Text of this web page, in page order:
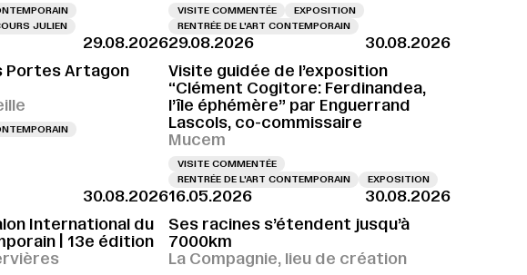
JULIEN
VISITE COMMENTÉE
EXPOSITION
RENTRÉE DE L'ART CONTEMPORAIN
29.08.2026
Portes Artagon
29.08.2026
30.08.2026
Visite guidée de l’exposition
“Clément Cogitore: Ferdinandea,
l’île éphémère” par Enguerrand
Lascols, co-commissaire
Mucem
VISITE COMMENTÉE
RENTRÉE DE L'ART CONTEMPORAIN
EXPOSITION
30.08.2026
International du
| 13e édition
16.05.2026
30.08.2026
Ses racines s’étendent jusqu’à
7000km
La Compagnie, lieu de création